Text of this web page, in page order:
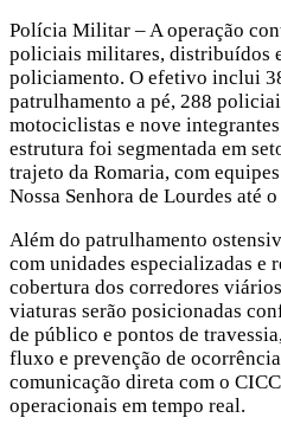
Polícia Militar – A operação
policiais militares, distribuídos
policiamento. O efetivo inclui
patrulhamento a pé, 288
motociclistas e nove
estrutura foi segmentada em
trajeto da Romaria, com
Nossa Senhora de Lourdes até
Além do patrulhamento
com unidades especializadas e
cobertura dos corredores
viaturas serão posicionadas
de público e pontos de
fluxo e prevenção de
comunicação direta com o
operacionais em tempo real.